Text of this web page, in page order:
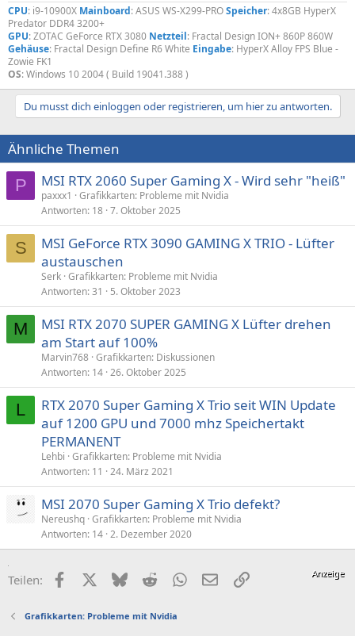
CPU: i9-10900X Mainboard: ASUS WS-X299-PROSpeicher: 4x8GB HyperX
Predator DDR4 3200+
GPU: ZOTAC GeForce RTX 3080 Netzteil: Fractal Design ION+ 860P 860W
Gehäuse: Fractal Design Define R6 White Eingabe: HyperX Alloy FPS Blue -
Zowie FK1
OS: Windows 10 2004 ( Build 19041.388 )
Du musst dich einloggen oder registrieren, um hier zu antworten.
Ähnliche Themen
P MSI RTX 2060 Super Gaming X - Wird sehr "heiß"
paxxx1
Grafikkarten: Probleme mit Nvidia
Antworten 18 7. Oktober 2025
S
MSI GeForce RTX 3090 GAMING X TRIO - Lüfter
austauschen
Serk Grafikkarten: Probleme mit Nvidia
Antworten 31 5. Oktober 2023
M
MSI RTX 2070 SUPER GAMING X Lüfter drehen
am Start auf 100%
Marvin768 Grafikkarten: Diskussionen
Antworten 14 26. Oktober 2025
L
RTX 2070 Super Gaming X Trio seit WIN Update
auf 1200 GPU und 7000 mhz Speichertakt
PERMANENT
Lehbi Grafikkarten: Probleme mit Nvidia
Antworten 11 24. März 2021
MSI 2070 Super Gaming X Trio defekt?
Nereushq Grafikkarten: Probleme mit Nvidia
Antworten 14 2. Dezember 2020
Teilen: FacebookX (Twitter)
BlueskyRedditWhatsApp
E-MailLink
Grafikkarten: Probleme mit Nvidia